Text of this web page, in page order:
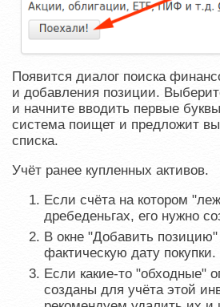
Появится диалог поиска
и добавления позиции.
и начните вводить первые
система поищет и предложит
списка.
Учёт ранее купленных активов.
Если счёта на котором
дребеденьгах, его нужно
В окне "Добавить
фактическую дату покупки.
Если какие-то "обходные"
созданы для учёта этой